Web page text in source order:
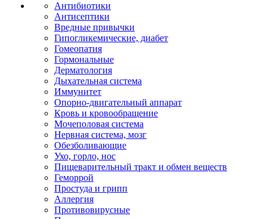
Антибиотики
Антисептики
Вредные привычки
Гипогликемические, диабет
Гомеопатия
Гормональные
Дерматология
Дыхательная система
Иммунитет
Опорно-двигательный аппарат
Кровь и кровообращение
Мочеполовая система
Нервная система, мозг
Обезболивающие
Ухо, горло, нос
Пищеварительный тракт и обмен веществ
Геморрой
Простуда и грипп
Аллергия
Противовирусные